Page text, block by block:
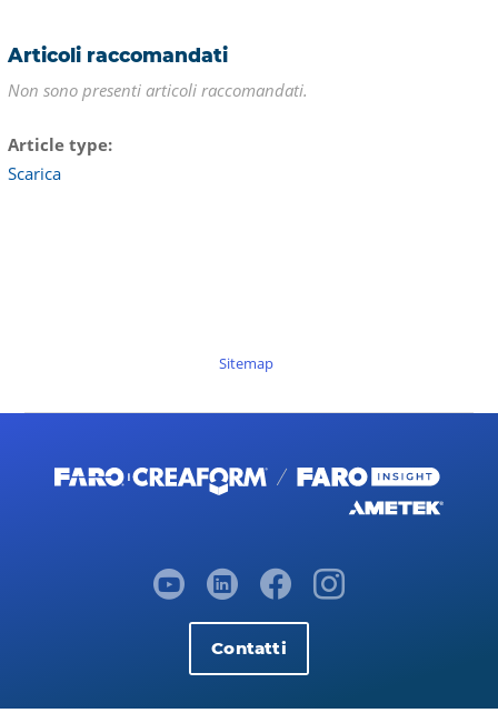
Articoli raccomandati
Non sono presenti articoli raccomandati.
Article type
Scarica
Sitemap
Contatti